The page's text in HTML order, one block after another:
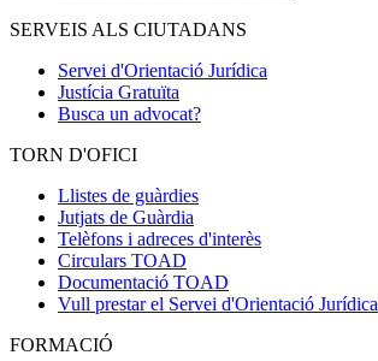
SERVEIS ALS CIUTADANS
Servei d'Orientació Jurídica
Justícia Gratuïta
Busca un advocat?
TORN D'OFICI
Llistes de guàrdies
Jutjats de Guàrdia
Telèfons i adreces d'interès
Circulars TOAD
Documentació TOAD
Vull prestar el Servei d'Orientació Jurídica
FORMACIÓ